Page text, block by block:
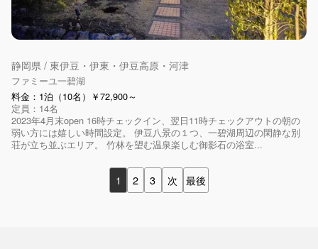
静岡県 / 東伊豆・伊東・伊豆高原・河津
ファミーユ一碧湖
料金：1泊（10名）￥72,900～
定員：14名
2023年4月末open 16時チェックイン、翌日11時チェックアウトの朝の
弱い方には嬉しい時間設定。 伊豆八景の１つ、一碧湖周辺の閑静な別
荘が立ち並ぶエリア。 竹林を望む温泉楽しむ御影石の浴室...
1 2 3 次 最後